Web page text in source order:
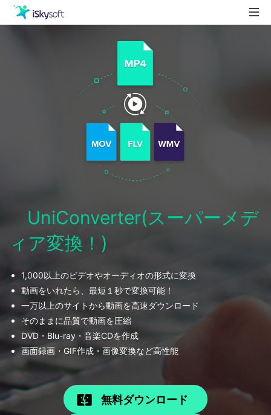
UniConverter(スーパーメデ
ィア変換！)
1,000以上のビデオやオーディオの形式に変換
動画をいれたら、最短１秒で変換可能！
一万以上のサイトから動画を高速ダウンロード
そのままに品質で動画を圧縮
DVD・Blu-ray・音楽CDを作成
画面録画・GIF作成・画像変換など高性能
無料ダウンロード